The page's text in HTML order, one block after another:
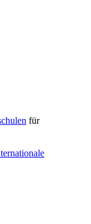
für